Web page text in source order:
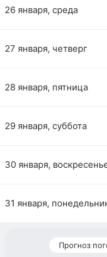
26 января, среда
27 января, четверг
28 января, пятница
29 января, суббота
30 января,
31 января,
Прогноз